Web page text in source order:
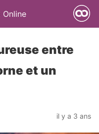
Online
entre
et un
il y a 3 ans